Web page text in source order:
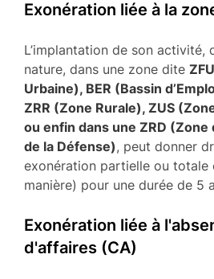
Exonération liée à la
L’implantation de son activité,
nature, dans une zone dite
Urbaine), BER (Bassin
ZRR (Zone Rurale), ZUS
ou enfin dans une ZRD
de la Défense), peut donner
exonération partielle ou totale
manière) pour une durée de 5
Exonération liée à
d'affaires (CA)